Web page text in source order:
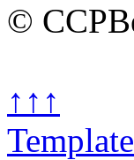
©
↑↑↑